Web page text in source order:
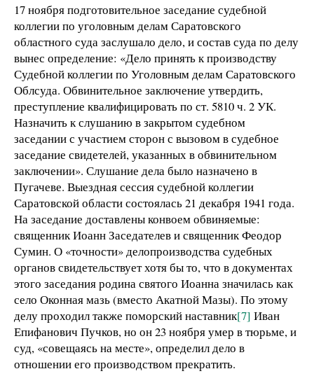
17 ноября подготовительное заседание судебной
коллегии по уголовным делам Саратовского
областного суда заслушало дело, и состав суда по делу
вынес определение: «Дело принять к производству
Судебной коллегии по Уголовным делам Саратовского
Облсуда. Обвинительное заключение утвердить,
преступление квалифицировать по ст. 5810 ч. 2 УК.
Назначить к слушанию в закрытом судебном
заседании с участием сторон с вызовом в судебное
заседание свидетелей, указанных в обвинительном
заключении». Слушание дела было назначено в
Пугачеве. Выездная сессия судебной коллегии
Саратовской области состоялась 21 декабря 1941 года.
На заседание доставлены конвоем обвиняемые:
священник Иоанн Заседателев и священник Феодор
Сумин. О «точности» делопроизводства судебных
органов свидетельствует хотя бы то, что в документах
этого заседания родина святого Иоанна значилась как
село Оконная мазь (вместо Акатной Мазы). По этому
делу проходил также поморский наставник[7] Иван
Епифанович Пучков, но он 23 ноября умер в тюрьме, и
суд, «совещаясь на месте», определил дело в
отношении его производством прекратить.